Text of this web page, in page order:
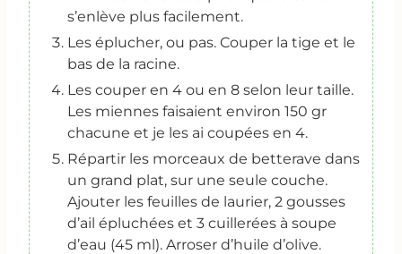
s’enlève plus facilement.
Les éplucher, ou pas. Couper la tige et le
bas de la racine.
Les couper en 4 ou en 8 selon leur taille.
Les miennes faisaient environ 150 gr
chacune et je les ai coupées en 4.
Répartir les morceaux de betterave dans
un grand plat, sur une seule couche.
Ajouter les feuilles de laurier, 2 gousses
d’ail épluchées et 3 cuillerées à soupe
d’eau (45 ml). Arroser d’huile d’olive.